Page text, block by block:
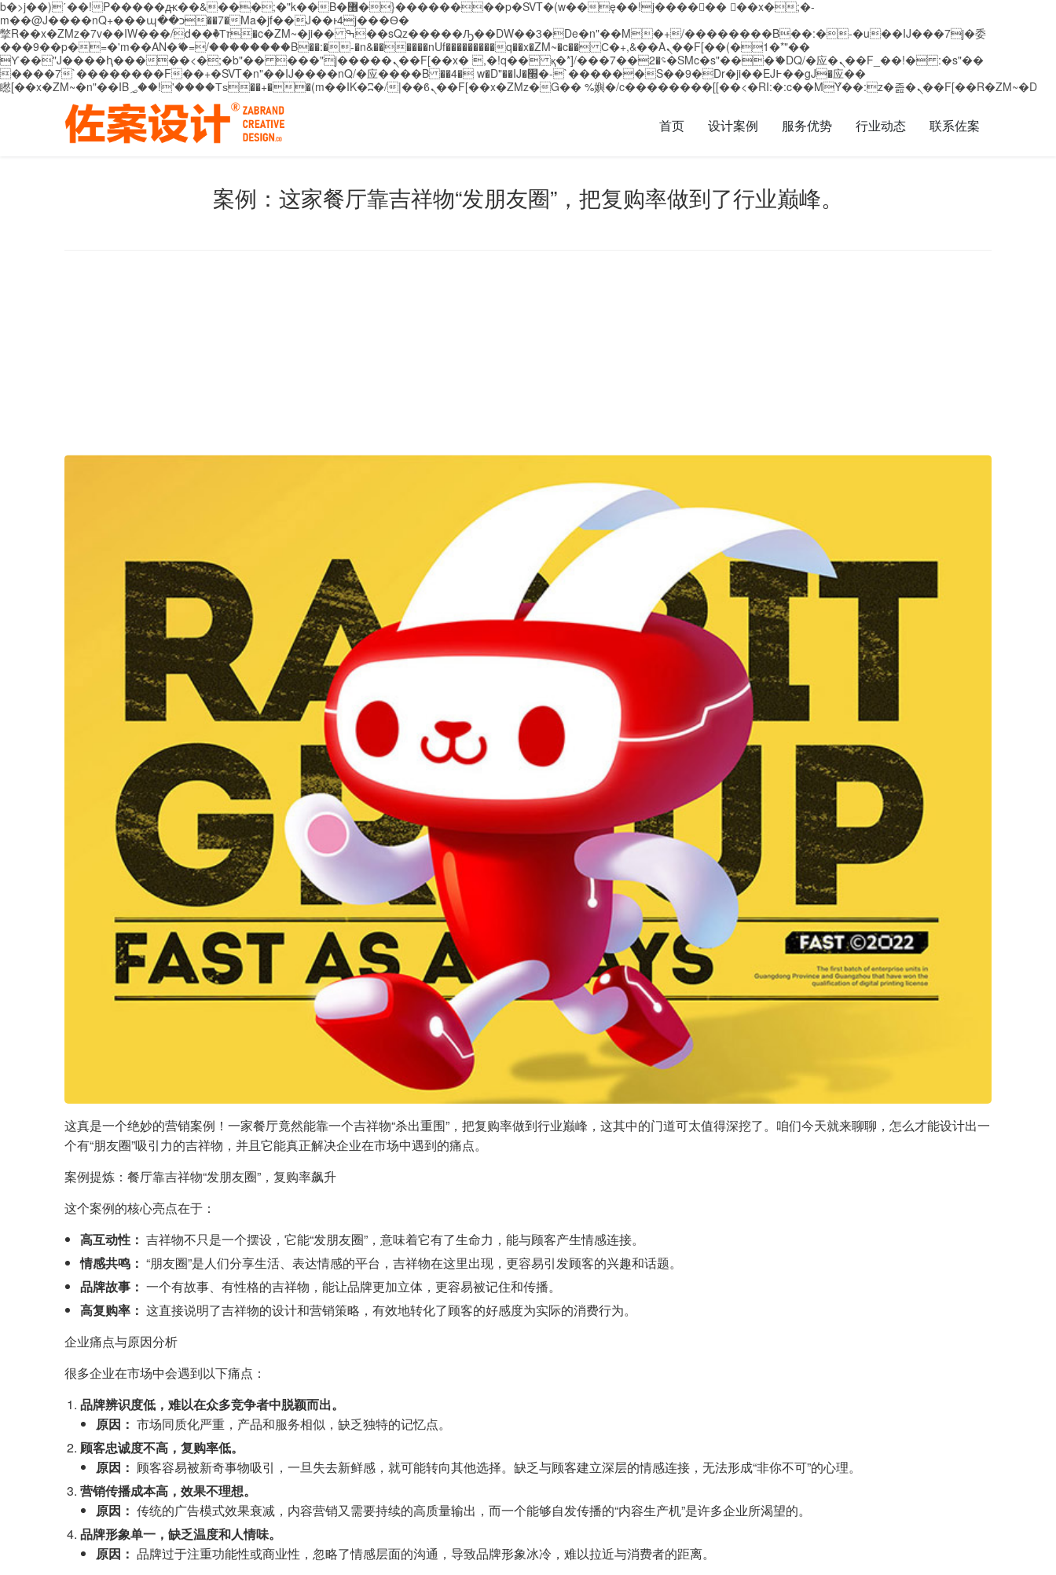
b�>j��)΄��!P�����ԫ��&���;�"k��B�޶�}��������p�SVT�(w��ę��!j������ ��x�;�-
m��@J����nQ+���պ��כ��7�Ma�jf��J��ͱ4j���Ѳ�
撆R��x�ZMz�7v��IW���/d��ٞ�Тז�c�ZM~�ji�� ߒ��sQz�����Ԡ��DW��3�De�n"��M�+/��������B��:�-�u��IJ���7j�委
���9��p�=�'m��AN�ޭ�=/��������B��:�-�n&������nUf���������q��x�ZM~�c�� Ϲ�+,&��Ὰܢ��F[��(�1�*"��
ϒ��"J����ԧ�����<�;�b"�� ���"j�����ܢ��F[��x� ,�!q�� қ�*]/���؝�2��7�SMc�s"���ޭ�DQ/�应�ܢ��F_��!� :�s"��
����7`��������F��+�SVT�n"��IJ����nQ/�应����B ��4� w�D"��IJ�׭�-`������S��9�Dr�ji��EJ߅��gJ�应��
矁[��x�ZM~�n"��IB؃��!'����Тѕ��+��(m��IK�ʭ�/|��ϐܢ��F[��x�ZMz�G�� %嬩�/c��������[[��<�RI:�:c��MΎ��:z�졾�ܢ��F[��R�ZM~�D
首页 设计案例 服务优势 行业动态 联系佐案
案例：这家餐厅靠吉祥物“发朋友圈”，把复购率做到了行业巅峰。
这真是一个绝妙的营销案例！一家餐厅竟然能靠一个吉祥物“杀出重围”，把复购率做到行业巅峰，这其中的门道可太值得深挖了。咱们今天就来聊聊，怎么才能设计出一
个有“朋友圈”吸引力的吉祥物，并且它能真正解决企业在市场中遇到的痛点。
案例提炼：餐厅靠吉祥物“发朋友圈”，复购率飙升
这个案例的核心亮点在于：
高互动性： 吉祥物不只是一个摆设，它能“发朋友圈”，意味着它有了生命力，能与顾客产生情感连接。
情感共鸣： “朋友圈”是人们分享生活、表达情感的平台，吉祥物在这里出现，更容易引发顾客的兴趣和话题。
品牌故事： 一个有故事、有性格的吉祥物，能让品牌更加立体，更容易被记住和传播。
高复购率： 这直接说明了吉祥物的设计和营销策略，有效地转化了顾客的好感度为实际的消费行为。
企业痛点与原因分析
很多企业在市场中会遇到以下痛点：
品牌辨识度低，难以在众多竞争者中脱颖而出。
原因： 市场同质化严重，产品和服务相似，缺乏独特的记忆点。
顾客忠诚度不高，复购率低。
原因： 顾客容易被新奇事物吸引，一旦失去新鲜感，就可能转向其他选择。缺乏与顾客建立深层的情感连接，无法形成“非你不可”的心理。
营销传播成本高，效果不理想。
原因： 传统的广告模式效果衰减，内容营销又需要持续的高质量输出，而一个能够自发传播的“内容生产机”是许多企业所渴望的。
品牌形象单一，缺乏温度和人情味。
原因： 品牌过于注重功能性或商业性，忽略了情感层面的沟通，导致品牌形象冰冷，难以拉近与消费者的距离。